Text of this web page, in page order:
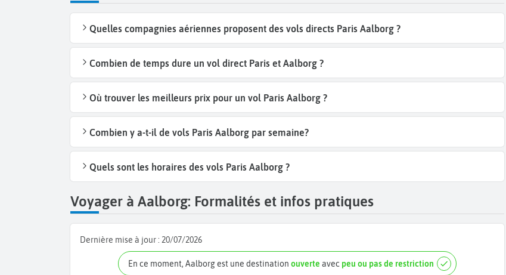
Quelles compagnies aériennes proposent des vols directs Paris Aalborg ?
Combien de temps dure un vol direct Paris et Aalborg ?
Où trouver les meilleurs prix pour un vol Paris Aalborg ?
Combien y a-t-il de vols Paris Aalborg par semaine?
Quels sont les horaires des vols Paris Aalborg ?
Voyager à Aalborg: Formalités et infos pratiques
Dernière mise à jour : 20/07/2026
En ce moment, Aalborg est une destinationouverte avec peu ou pas de restriction